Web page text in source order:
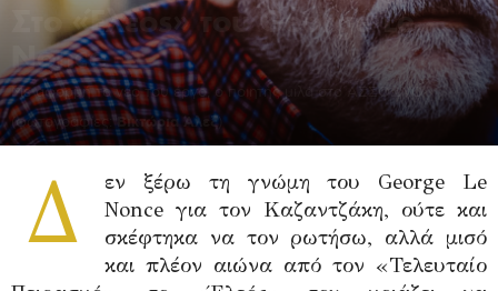
Στο «Έλεος» του George Le
Nonce
Με αφορμή το νέο του έργο, ο ποιητής μιλά στο ΑΣΣΟΔΥΟ
(φωτογραφίες:Βικτώρια Άλεξ)
Δ
εν ξέρω τη γνώμη του George Le
Nonce για τον Καζαντζάκη, ούτε και
σκέφτηκα να τον ρωτήσω, αλλά μισό
και πλέον αιώνα από τον «Τελευταίο